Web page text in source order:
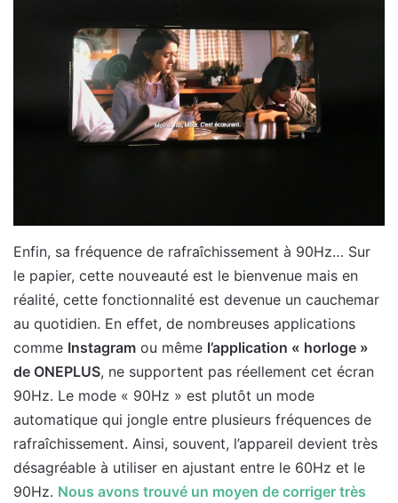
Enfin, sa fréquence de rafraîchissement à 90Hz… Sur
le papier, cette nouveauté est le bienvenue mais en
réalité, cette fonctionnalité est devenue un cauchemar
au quotidien. En effet, de nombreuses applications
comme Instagram ou même l’application « horloge »
de ONEPLUS, ne supportent pas réellement cet écran
90Hz. Le mode « 90Hz » est plutôt un mode
automatique qui jongle entre plusieurs fréquences de
rafraîchissement. Ainsi, souvent, l’appareil devient très
désagréable à utiliser en ajustant entre le 60Hz et le
90Hz. Nous avons trouvé un moyen de corriger très